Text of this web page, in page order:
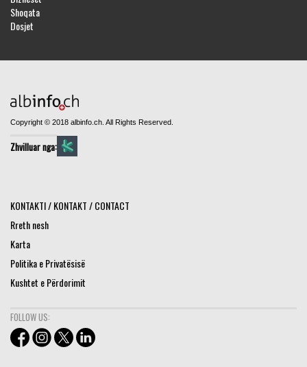
Shoqata
Dosjet
Copyright © 2018 albinfo.ch. All Rights Reserved.
Zhvilluar nga:
KONTAKTI / KONTAKT / CONTACT
Rreth nesh
Karta
Politika e Privatësisë
Kushtet e Përdorimit
FOLLOW US: